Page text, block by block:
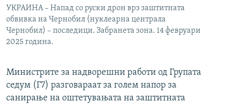
УКРАИНА – Напад со руски дрон врз заштитната
обвивка на Чернобил (нуклеарна централа
Чернобил) – последици. Забранета зона. 14 февруари
2025 година.
Министрите за надворешни работи од Групата
седум (Г7) разговараат за голем напор за
санирање на оштетувањата на заштитната